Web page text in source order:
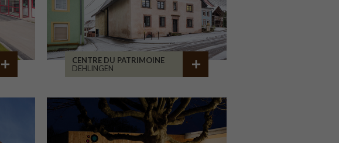
CENTRE DU PATRIMOINE
DEHLINGEN